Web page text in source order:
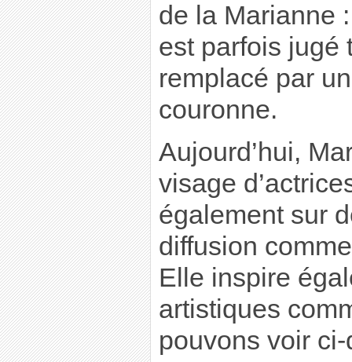
de la Marianne
est parfois jugé
remplacé par
couronne.
Aujourd’hui,
visage
également sur
diffusion
Elle inspire
artistiques
pouvons voir